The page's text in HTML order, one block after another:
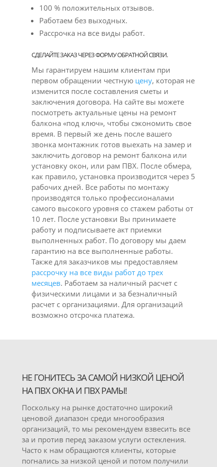
100 % положительных отзывов.
Работаем без выходных.
Рассрочка на все виды работ.
СДЕЛАЙТЕ ЗАКАЗ ЧЕРЕЗ ФОРМУ ОБРАТНОЙ СВЯЗИ.
Мы гарантируем нашим клиентам при
первом обращении честную цену, которая не
изменится после составления сметы и
заключения договора. На сайте вы можете
посмотреть актуальные цены на ремонт
балкона «под ключ», чтобы сэкономить свое
время. В первый же день после вашего
звонка монтажник готов выехать на замер и
заключить договор на ремонт балкона или
установку окон, или рам ПВХ. После обмера,
как правило, установка производится через 5
рабочих дней. Все работы по монтажу
производятся только профессионалами
самого высокого уровня со стажем работы от
10 лет. После установки Вы принимаете
работу и подписываете акт приемки
выполненных работ. По договору мы даем
гарантию на все выполненные работы.
Также для заказчиков мы предоставляем
рассрочку на все виды работ до трех
месяцев. Работаем за наличный расчет с
физическими лицами и за безналичный
расчет с организациями. Для организаций
возможно отсрочка платежа.
НЕ ГОНИТЕСЬ ЗА САМОЙ НИЗКОЙ ЦЕНОЙ
НА ПВХ ОКНА И ПВХ РАМЫ!
Поскольку на рынке достаточно широкий
ценовой диапазон среди многообразия
организаций, то мы рекомендуем взвесить все
за и против перед заказом услуги остекления.
Часто к нам обращаются клиенты, которые
погнались за низкой ценой и потом получили